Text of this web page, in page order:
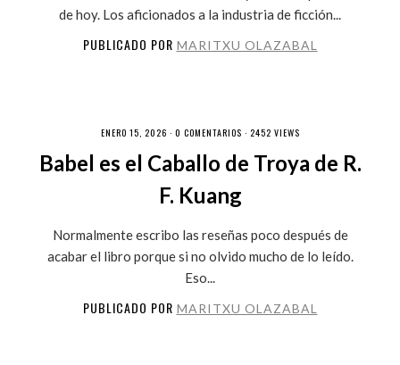
de hoy. Los aficionados a la industria de ficción...
PUBLICADO POR MARITXU OLAZABAL
ENERO 15, 2026 · 0 COMENTARIOS · 2452 VIEWS
Babel es el Caballo de Troya de R.
F. Kuang
Normalmente escribo las reseñas poco después de
acabar el libro porque si no olvido mucho de lo leído.
Eso...
PUBLICADO POR MARITXU OLAZABAL